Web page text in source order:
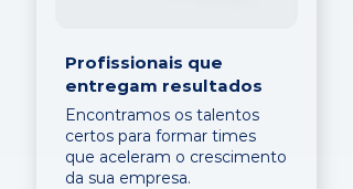
Profissionais que
entregam resultados
Encontramos os talentos
certos para formar times
que aceleram o crescimento
da sua empresa.